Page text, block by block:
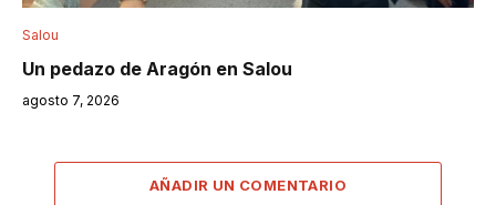
Salou
Un pedazo de Aragón en Salou
agosto 7, 2026
AÑADIR UN COMENTARIO